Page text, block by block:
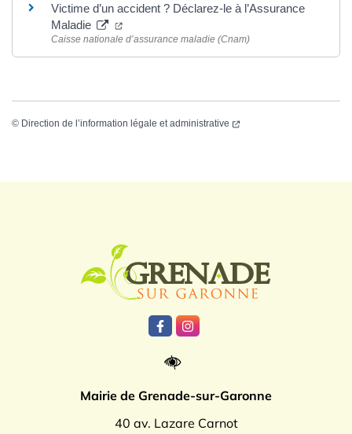
Victime d’un accident ? Déclarez-le à l’Assurance
Maladie
Caisse nationale d’assurance maladie (Cnam)
© Direction de l’information légale et administrative
Lien vers le compte Facebook
Lien vers le compte
Mairie de Grenade-sur-Garonne
40 av. Lazare Carnot